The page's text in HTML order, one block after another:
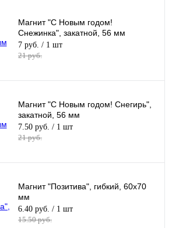
Магнит "С Новым годом!
Снежинка", закатной, 56 мм
7 руб. / 1 шт
21 руб.
Магнит "С Новым годом! Снегирь",
закатной, 56 мм
7.50 руб. / 1 шт
21 руб.
Магнит "Позитива", гибкий, 60х70
мм
6.40 руб. / 1 шт
15.50 руб.